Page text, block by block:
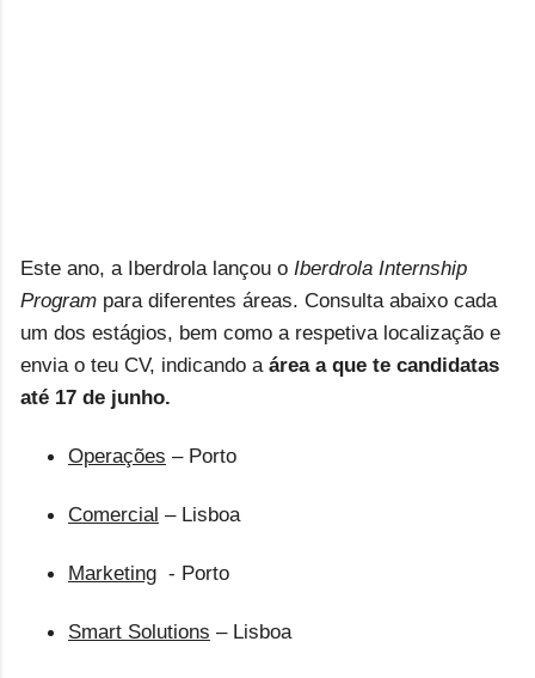
Este ano, a Iberdrola lançou o Iberdrola Internship
Program para diferentes áreas. Consulta abaixo cada
um dos estágios, bem como a respetiva localização e
envia o teu CV, indicando a área a que te candidatas
até 17 de junho.
Operações – Porto
Comercial – Lisboa
Marketing - Porto
Smart Solutions – Lisboa